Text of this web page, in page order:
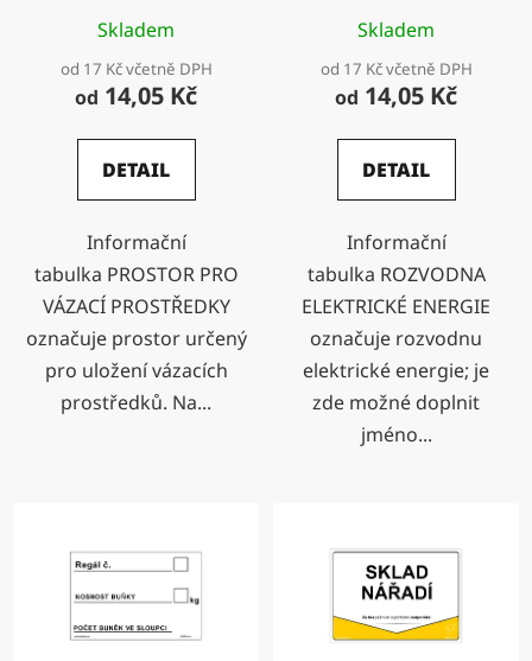
Skladem
od 17 Kč včetně DPH
od 14,05 Kč
DETAIL
Informační
tabulka PROSTOR PRO
VÁZACÍ PROSTŘEDKY
označuje prostor určený
pro uložení vázacích
prostředků. Na...
Skladem
od 17 Kč včetně DPH
od 14,05 Kč
DETAIL
Informační
tabulka ROZVODNA
ELEKTRICKÉ ENERGIE
označuje rozvodnu
elektrické energie; je
zde možné doplnit
jméno...